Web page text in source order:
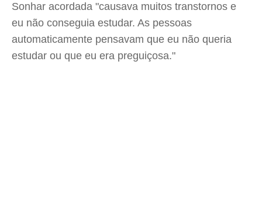
Sonhar acordada "causava muitos transtornos e
eu não conseguia estudar. As pessoas
automaticamente pensavam que eu não queria
estudar ou que eu era preguiçosa."